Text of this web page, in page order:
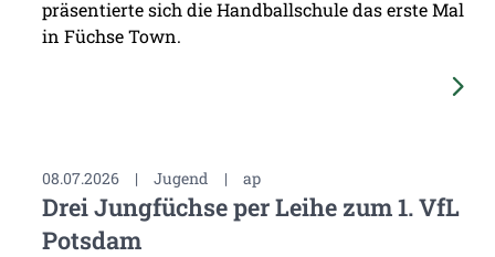
präsentierte sich die Handballschule das erste Mal
in Füchse Town.
08.07.2026 | Jugend | ap
Drei Jungfüchse per Leihe zum 1. VfL
Potsdam